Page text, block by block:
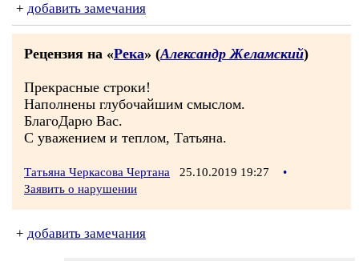
+ добавить замечания
Рецензия на «Река» (Александр Желамский)
Прекрасные строки!
Наполнены глубочайшим смыслом.
БлагоДарю Вас.
С уважением и теплом, Татьяна.
Татьяна Черкасова Чертана 25.10.2019 19:27
•
Заявить о нарушении
+ добавить замечания